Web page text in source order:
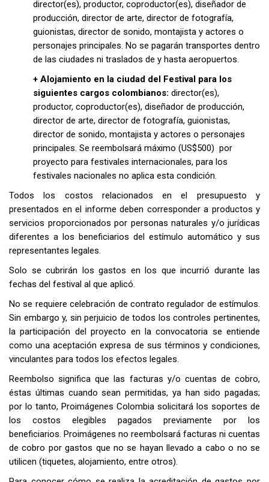
director(es), productor, coproductor(es), diseñador de
producción, director de arte, director de fotografía,
guionistas, director de sonido, montajista y actores o
personajes principales. No se pagarán transportes dentro
de las ciudades ni traslados de y hasta aeropuertos.
+ Alojamiento en la ciudad del Festival para los
siguientes cargos colombianos: director(es),
productor, coproductor(es), diseñador de producción,
director de arte, director de fotografía, guionistas,
director de sonido, montajista y actores o personajes
principales. Se reembolsará máximo (US$500) por
proyecto para festivales internacionales, para los
festivales nacionales no aplica esta condición.
Todos los costos relacionados en el presupuesto y
presentados en el informe deben corresponder a productos y
servicios proporcionados por personas naturales y/o jurídicas
diferentes a los beneficiarios del estímulo automático y sus
representantes legales.
Solo se cubrirán los gastos en los que incurrió durante las
fechas del festival al que aplicó.
No se requiere celebración de contrato regulador de estímulos.
Sin embargo y, sin perjuicio de todos los controles pertinentes,
la participación del proyecto en la convocatoria se entiende
como una aceptación expresa de sus términos y condiciones,
vinculantes para todos los efectos legales.
Reembolso significa que las facturas y/o cuentas de cobro,
éstas últimas cuando sean permitidas, ya han sido pagadas;
por lo tanto, Proimágenes Colombia solicitará los soportes de
los costos elegibles pagados previamente por los
beneficiarios. Proimágenes no reembolsará facturas ni cuentas
de cobro por gastos que no se hayan llevado a cabo o no se
utilicen (tiquetes, alojamiento, entre otros).